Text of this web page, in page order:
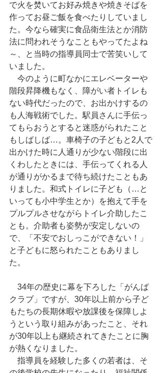
で火を焚いてお好み焼きや焼きそばを
作ってお昼ご飯を食べたりしていまし
た。今なら確実に食品衛生法とか消防
法に問われそうなこともやってたよね
～、と当時の指導員同士で苦笑いして
いました。
今のように町なかにエレベーターや
階段昇降機もなく、障がい者トイレも
ない時代だったので、お出かけするの
も人海戦術でした。駅員さんに手伝っ
てもらおうとすると迷惑がられたこと
もしばしば…。車椅子の子どもと2人で
出かけた時に人通りが少ない階段に出
くわしたときには、手伝ってくれる人
が通りがかるまで待ち続けたこともあ
りました。和式トイレに子ども（…と
いっても小中学生とか）を抱えて手を
プルプルさせながらトイレ介助したこ
とも。介助者も姿勢が安定しないの
で、「不安でおしっこができない！」
と子どもに怒られたこともありまし
た。
34年の歴史に幕を下ろした「がんば
クラブ」ですが、30年以上前から子ど
もたちの長期休暇や放課後を保障しよ
うという取り組みがあったこと、それ
が30年以上も継続されてきたことに胸
が熱くなりました。
指導員を経験した多くの若者は、そ